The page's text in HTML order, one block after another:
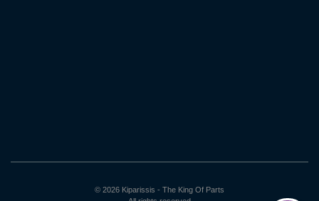
© 2026 Kiparissis - The King Of Parts